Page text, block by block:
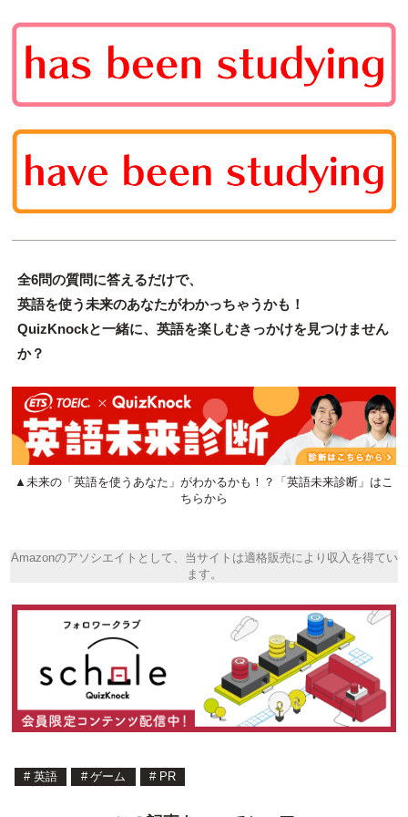
全6問の質問に答えるだけで、
英語を使う未来のあなたがわかっちゃうかも！
QuizKnockと一緒に、英語を楽しむきっかけを見つけません
か？
▲未来の「英語を使うあなた」がわかるかも！？「英語未来診断」はこ
ちらから
Amazonのアソシエイトとして、当サイトは適格販売により収入を得てい
ます。
# 英語 # ゲーム # PR